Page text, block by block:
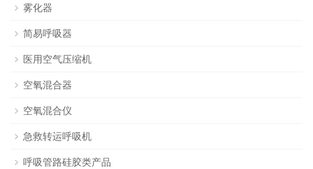
雾化器
简易呼吸器
医用空气压缩机
空氧混合器
空氧混合仪
急救转运呼吸机
呼吸管路硅胶类产品